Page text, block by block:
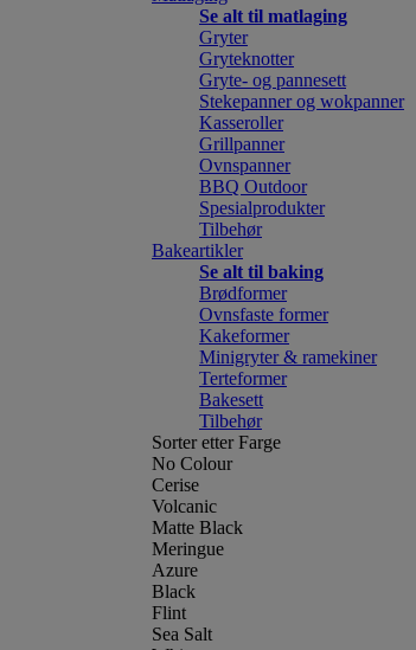
Se alt til matlaging
Gryter
Gryteknotter
Gryte- og pannesett
Stekepanner og wokpanner
Kasseroller
Grillpanner
Ovnspanner
BBQ Outdoor
Spesialprodukter
Tilbehør
Bakeartikler
Se alt til baking
Brødformer
Ovnsfaste former
Kakeformer
Minigryter & ramekiner
Terteformer
Bakesett
Tilbehør
Sorter etter Farge
No Colour
Cerise
Volcanic
Matte Black
Meringue
Azure
Black
Flint
Sea Salt